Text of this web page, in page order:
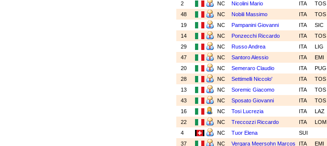
2
NC Nicolini Mario ITA TOS
48
NC Nobili Massimo ITA TOS
19
NC Pampanini Giovanni ITA SIC
14
NC Ponzecchi Riccardo ITA TOS
29
NC Russo Andrea ITA LIG
47
NC Santoro Alessio ITA EMI
20
NC Semeraro Claudio ITA PUG
28
NC Settimelli Niccolo' ITA TOS
13
NC Soremic Giacomo ITA TOS
43
NC Sposato Giovanni ITA TOS
16
NC Tosi Lucrezia ITA LAZ
22
NC Treccozzi Riccardo ITA LOM
4
NC Tuor Elena SUI
37
NC Vergara Meersohn Marcos ITA EMI